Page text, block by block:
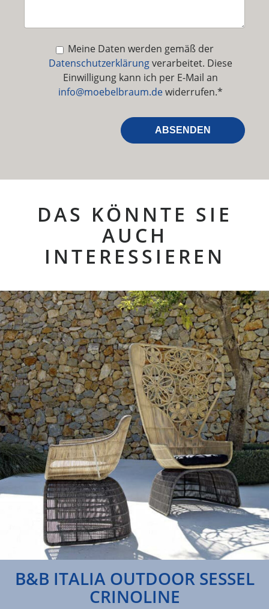
Meine Daten werden gemäß der
Datenschutzerklärungverarbeitet. Diese
Einwilligung kann ich per E-Mail an
info@moebelbraum.dewiderrufen.*
DAS KÖNNTE SIE
AUCH
INTERESSIEREN
B&B ITALIA OUTDOOR SESSEL
CRINOLINE